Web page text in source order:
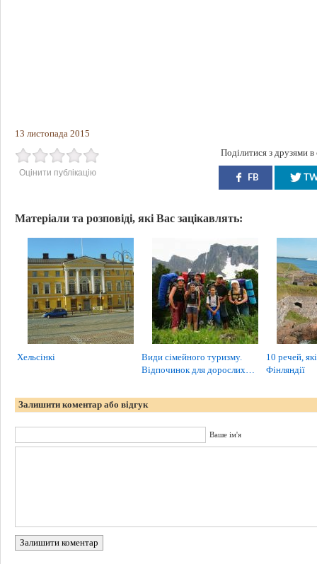
13 листопада 2015
Оцінити публікацію
Поділитися з друзями
FB
Матеріали та розповіді, які Вас зацікавлять:
Хельсінкі
Види сімейного туризму.
Відпочинок для дорослих…
10 речей,
Фінляндії
Залишити коментар або відгук
Ваше ім'я
Залишити коментар